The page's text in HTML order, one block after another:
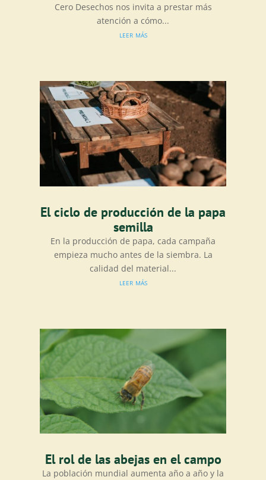
Cero Desechos nos invita a prestar más
atención a cómo...
leer más
El ciclo de producción de la papa
semilla
En la producción de papa, cada campaña
empieza mucho antes de la siembra. La
calidad del material...
leer más
El rol de las abejas en el campo
La población mundial aumenta año a año y la